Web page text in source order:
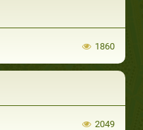
1860
2049